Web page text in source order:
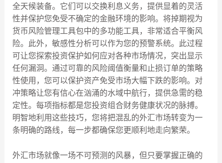
全天候装备。它们可以交换利息义务，提供显着的灵活
性并保护您免受不确定的金融环境的影响。将掉期视为
货币风险管理工具包中的多功能工具，非常适合平衡风
险。此外，敏感性分析可以作为您的预警系统。此过程
可让您探索投资保护如何应对各种市场情况，突出显示
任何漏洞。通过可靠的风险阈值衡量和止损订单的策略
性使用，您可以保护资产免受市场大幅下跌的影响。对
冲策略让您有信心在汹涌的水域中航行，提供急需的稳
定性。每项指标都是您投资组合财务健康状况的脉搏。
明智地利用这些技巧，您将把混乱的外汇市场转变为一
条明确的路线，每一步都确保您更顺利地走向繁荣。
外汇市场就像一场不可预测的风暴，但只要掌握正确的